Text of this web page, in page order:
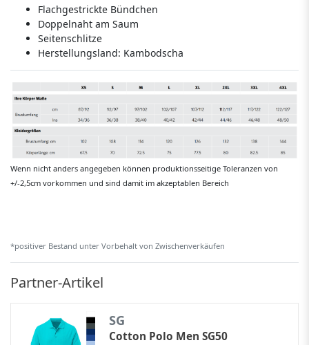
Flachgestrickte Bündchen
Doppelnaht am Saum
Seitenschlitze
Herstellungsland: Kambodscha
Wenn nicht anders angegeben können produktionsseitige Toleranzen von
+/-2,5cm vorkommen und sind damit im akzeptablen Bereich
*positiver Bestand unter Vorbehalt von Zwischenverkäufen
Partner-Artikel
SG
Cotton Polo Men SG50